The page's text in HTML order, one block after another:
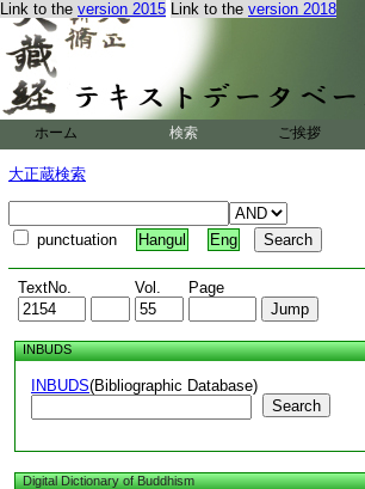
Link to the version 2015 Link to the version 2018
ホーム 検索 ご挨拶
大正蔵検索
punctuation Hangul Eng
TextNo. Vol. Page
INBUDS
INBUDS(Bibliographic Database)
Search
Digital Dictionary of Buddhism